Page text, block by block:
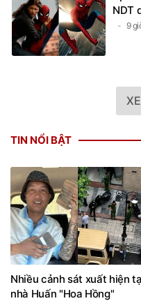
NDT
9
TIN NỔI BẬT
Nhiều cảnh sát xuất hiện
nhà Huấn "Hoa Hồng"